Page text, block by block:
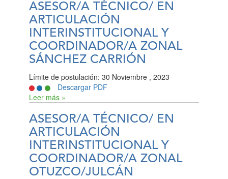
ASESOR/A TÉCNICO/ EN
ARTICULACIÓN
INTERINSTITUCIONAL Y
COORDINADOR/A ZONAL
SÁNCHEZ CARRIÓN
Límite de postulación: 30 Noviembre , 2023
Descargar PDF
Leer más »
ASESOR/A TÉCNICO/ EN
ARTICULACIÓN
INTERINSTITUCIONAL Y
COORDINADOR/A ZONAL
OTUZCO/JULCÁN